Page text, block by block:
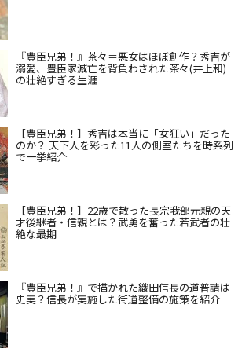
『豊臣兄弟！』茶々＝悪女はほぼ創作？秀吉が
溺愛、豊臣家滅亡を背負わされた茶々(井上和)
の壮絶すぎる生涯
【豊臣兄弟！】秀吉は本当に「女狂い」だった
のか？ 天下人を彩った11人の側室たちを時系列
で一挙紹介
【豊臣兄弟！】22歳で散った長宗我部元親の天
才後継者・信親とは？武勇を奮った若武者の壮
絶な最期
『豊臣兄弟！』で描かれた織田信長の道普請は
史実？信長が実施した街道整備の施策を紹介